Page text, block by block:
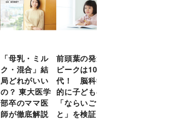
「母乳・ミル
ク・混合」結
局どれがいい
の？ 東大医学
部卒のママ医
師が徹底解説
前頭葉の発達
ピークは10
代！ 脳科学
的に子どもの
「ならいご
と」を検証